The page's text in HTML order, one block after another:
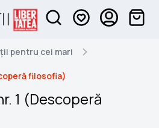
pentru cei mari
filosofia)
1 (Descoperă